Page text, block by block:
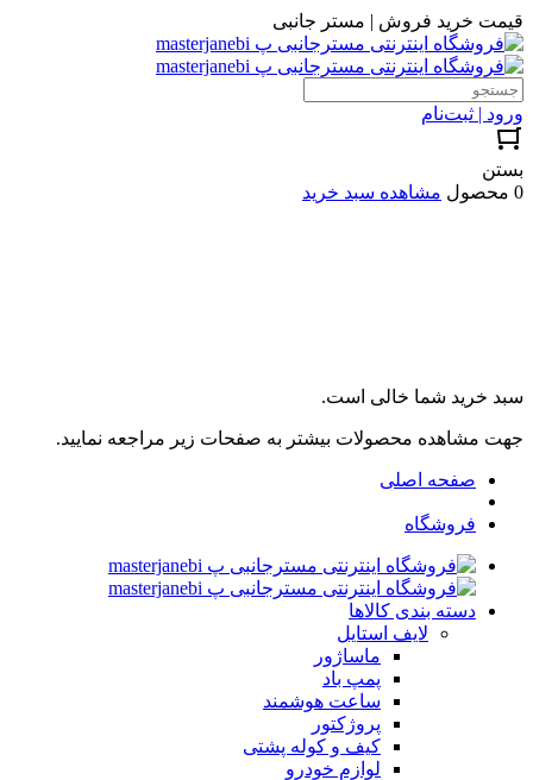
قیمت خرید فروش | مستر جانبی
ورود | ثبت‌نام
بستن
0 محصول
مشاهده سبد خرید
سبد خرید شما خالی است.
جهت مشاهده محصولات بیشتر به صفحات زیر مراجعه نمایید.
صفحه اصلی
فروشگاه
دسته بندی کالاها
لایف استایل
ماساژور
پمپ باد
ساعت هوشمند
پروژکتور
کیف و کوله پشتی
لوازم خودرو